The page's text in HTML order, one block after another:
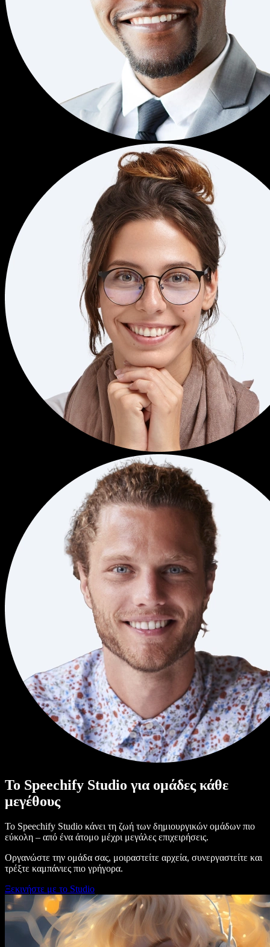
Το Speechify Studio για ομάδες κάθε
μεγέθους
Το Speechify Studio κάνει τη ζωή των δημιουργικών ομάδων πιο
εύκολη – από ένα άτομο μέχρι μεγάλες επιχειρήσεις.
Οργανώστε την ομάδα σας, μοιραστείτε αρχεία, συνεργαστείτε και
τρέξτε καμπάνιες πιο γρήγορα.
Ξεκινήστε με το Studio